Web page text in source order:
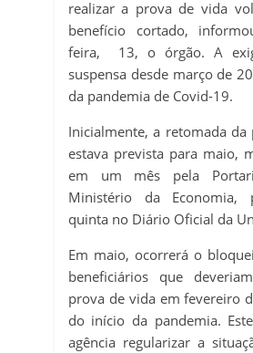
realizar a prova de vida
benefício cortado,
feira, 13, o órgão. A
suspensa desde março de
da pandemia de Covid-19.
Inicialmente, a retomada
estava prevista para maio,
em um mês pela
Ministério da Economia,
quinta no Diário Oficial da
Em maio, ocorrerá o
beneficiários que
prova de vida em fevereiro
do início da pandemia.
agência regularizar a